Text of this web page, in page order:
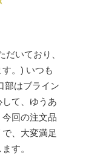
いており、
。) いつも
部はブライン
て、ゆうあ
回の注文品
、大変満足
す。